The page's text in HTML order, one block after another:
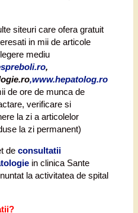
siteuri care ofera gratuit
in mii de articole
mediu
,
,www.hepatolog.ro
de ore de munca de
verificare si
la zi a articolelor
la zi permanent)
de consultatii
in clinica Sante
la activitatea de spital